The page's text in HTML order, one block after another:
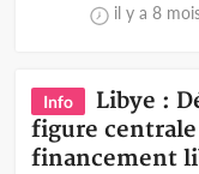
il y a 8
Info
Libye :
figure
financement